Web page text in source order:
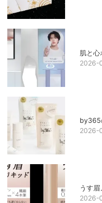
肌と
2026-
by365
2026-
うす
2026-